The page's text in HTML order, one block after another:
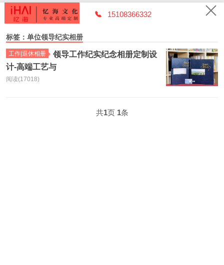
15108366332
标签：单位领导纪实相册
工作|退休相册
领导工作纪实纪念相册定制设
计-高端工艺与
阅读(17018)
共1页 1条